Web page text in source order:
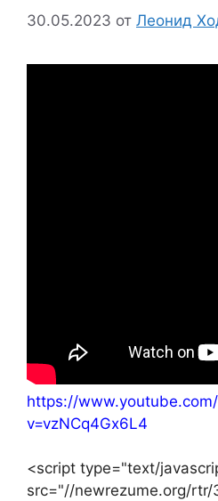
30.05.2023 от Леонид
https://
v=vzNCq4Gx6L4
<script type="text/
src="//newrezume.org/